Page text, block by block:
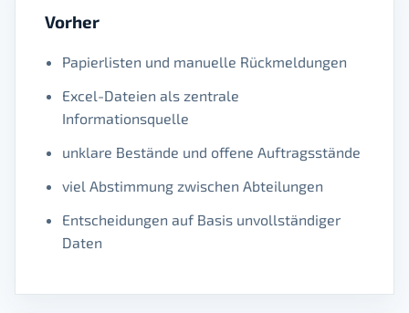
Vorher
Papierlisten und manuelle Rückmeldungen
Excel-Dateien als zentrale
Informationsquelle
unklare Bestände und offene Auftragsstände
viel Abstimmung zwischen Abteilungen
Entscheidungen auf Basis unvollständiger
Daten